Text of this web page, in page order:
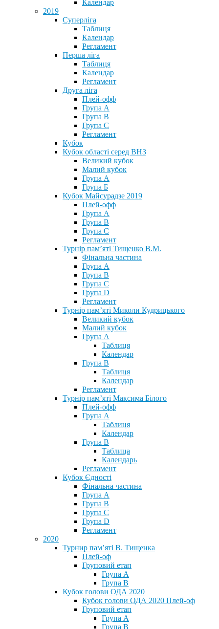
Календар
2019
Суперліга
Таблиця
Календар
Регламент
Перша ліга
Таблиця
Календар
Регламент
Друга ліга
Плей-офф
Група А
Група В
Група С
Регламент
Кубок
Кубок області серед ВНЗ
Великий кубок
Малий кубок
Група А
Група Б
Кубок Майсурадзе 2019
Плей-офф
Група А
Група В
Група С
Регламент
Турнір пам’яті Тищенко В.М.
Фінальна частина
Група А
Група В
Група С
Група D
Регламент
Турнір пам’яті Миколи Кудрицького
Великий кубок
Малий кубок
Група А
Таблиця
Календар
Група В
Таблиця
Календар
Регламент
Турнір пам’яті Максима Білого
Плей-офф
Група А
Таблиця
Календар
Група В
Таблица
Календарь
Регламент
Кубок Єдності
Фінальна частина
Група А
Група В
Група С
Група D
Регламент
2020
Турнир пам’яті В. Тищенка
Плей-оф
Груповий етап
Група А
Група В
Кубок голови ОДА 2020
Кубок голови ОДА 2020 Плей-оф
Груповий етап
Група A
Група B